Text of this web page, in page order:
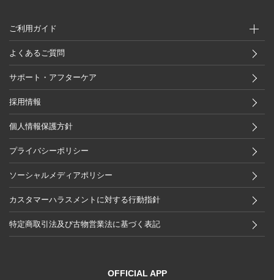
ご利用ガイド
よくあるご質問
サポート・アフターケア
採用情報
個人情報保護方針
プライバシーポリシー
ソーシャルメディアポリシー
カスタマーハラスメントに対する行動指針
特定商取引法及び古物営業法に基づく表記
OFFICIAL APP